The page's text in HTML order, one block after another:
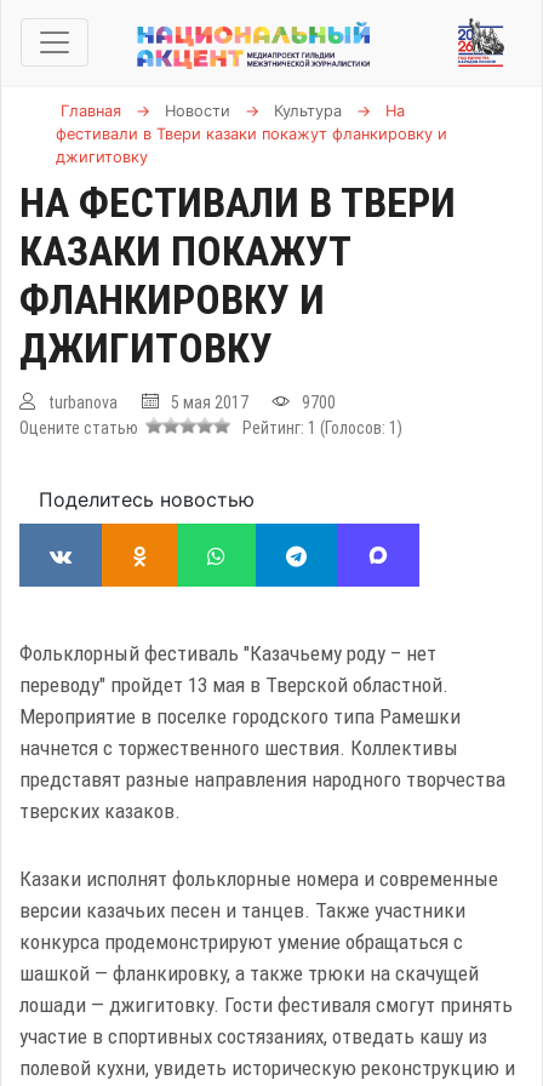
Главная → Новости → Культура →
На
фестивали в Твери казаки покажут фланкировку и
джигитовку
НА ФЕСТИВАЛИ В ТВЕРИ
КАЗАКИ ПОКАЖУТ
ФЛАНКИРОВКУ И
ДЖИГИТОВКУ
turbanova 5 мая 2017
9700
Оцените статью
Рейтинг: 1 (Голосов: 1 )
Поделитесь новостью
Фольклорный фестиваль "Казачьему роду – нет
переводу" пройдет 13 мая в Тверской областной.
Мероприятие в поселке городского типа Рамешки
начнется с торжественного шествия. Коллективы
представят разные направления народного творчества
тверских казаков.
Казаки исполнят фольклорные номера и современные
версии казачьих песен и танцев. Также участники
конкурса продемонстрируют умение обращаться с
шашкой — фланкировку, а также трюки на скачущей
лошади — джигитовку. Гости фестиваля смогут принять
участие в спортивных состязаниях, отведать кашу из
полевой кухни, увидеть историческую реконструкцию и